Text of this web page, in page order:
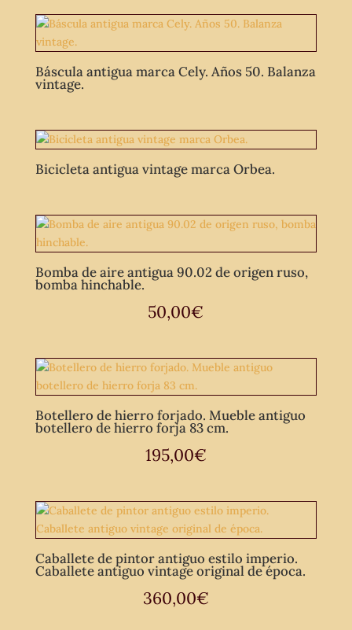
Báscula antigua marca Cely. Años 50. Balanza
vintage.
Bicicleta antigua vintage marca Orbea.
Bomba de aire antigua 90.02 de origen ruso,
bomba hinchable.
50,00€
Botellero de hierro forjado. Mueble antiguo
botellero de hierro forja 83 cm.
195,00€
Caballete de pintor antiguo estilo imperio.
Caballete antiguo vintage original de época.
360,00€